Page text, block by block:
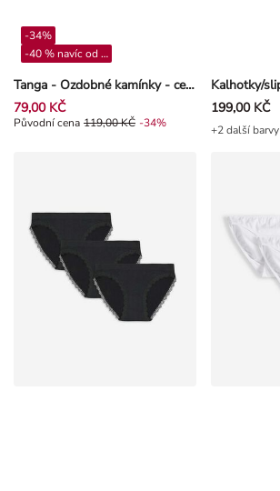
Tanga - Ozdobné kamínky - cervena
-34%
-40 % navíc od 4**
79,00 KČ
Původní cena 119,00 Kč, Sleva -34%
Původní cena 119,00 KČ -34%
199,00 KČ
+2 další barvy